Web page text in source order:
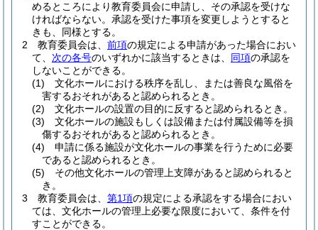
めるところにより教育委員会に申請し、その承認を受けな
ければならない。 承認を受けた事項を変更しようとすると
きも、同様とする。
2
教育委員会は、 前項の規定による申請があった場合におい
て、 次の各号のいずれかに該当するときは、 同項の承認を
しないことができる。
(1)
文化ホールにおける秩序を乱し、または善良な風俗を
害するおそれがあると認められるとき。
(2)
文化ホールの設置の目的に反すると認められるとき。
(3)
文化ホールの施設もしくは設備または付属設備等を損
傷するおそれがあると認められるとき。
(4)
申請に係る施設が文化ホールの事業を行うために必要
であると認められるとき。
(5)
その他文化ホールの管理上支障があると認められると
き。
3
教育委員会は、 第1項の規定による承認をする場合におい
ては、文化ホールの管理上必要な限度において、条件を付
すことができる。